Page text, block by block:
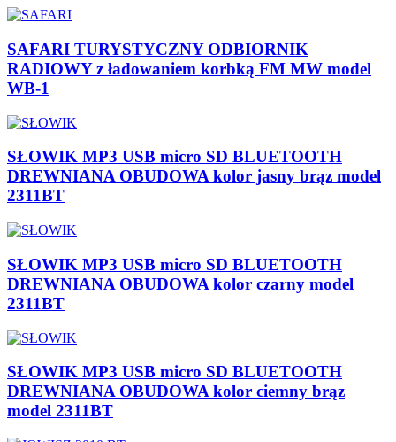
SAFARI TURYSTYCZNY ODBIORNIK
RADIOWY z ładowaniem korbką FM MW model
WB-1
SŁOWIK MP3 USB micro SD BLUETOOTH
DREWNIANA OBUDOWA kolor jasny brąz model
2311BT
SŁOWIK MP3 USB micro SD BLUETOOTH
DREWNIANA OBUDOWA kolor czarny model
2311BT
SŁOWIK MP3 USB micro SD BLUETOOTH
DREWNIANA OBUDOWA kolor ciemny brąz
model 2311BT